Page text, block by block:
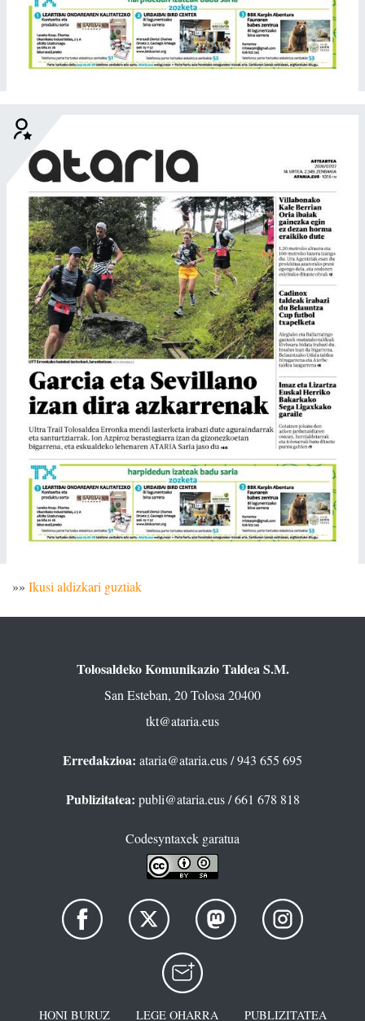
»» Ikusi aldizkari guztiak
Tolosaldeko Komunikazio Taldea S.M.
San Esteban, 20 Tolosa 20400
tkt@ataria.eus
Erredakzioa: ataria@ataria.eus/ 943 655 695
Publizitatea: publi@ataria.eus/ 661 678 818
Codesyntaxek garatua
HONI BURUZ LEGE OHARRA
PUBLIZITATEA